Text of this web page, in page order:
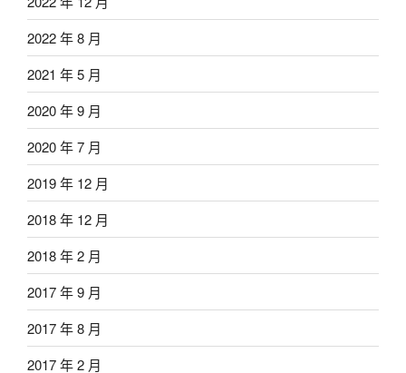
2022 年 8 月
2021 年 5 月
2020 年 9 月
2020 年 7 月
2019 年 12 月
2018 年 12 月
2018 年 2 月
2017 年 9 月
2017 年 8 月
2017 年 2 月